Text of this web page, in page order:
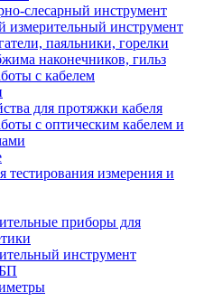
слесарный инструмент
измерительный инструмент
паяльники, горелки
наконечников, гильз
с кабелем
для протяжки кабеля
с оптическим кабелем и
тестирования измерения и
приборы для
инструмент